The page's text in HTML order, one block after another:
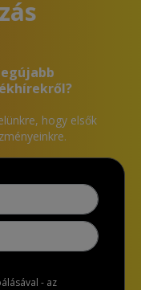
hogy elsők
- az